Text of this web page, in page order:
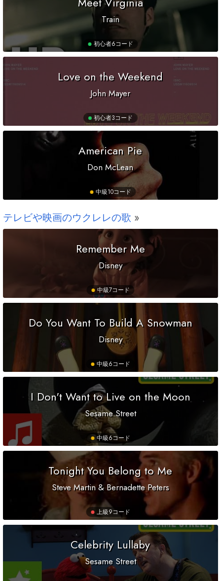
Train
初心者6コード
Love on the Weekend
John Mayer
初心者3コード
American Pie
Don McLean
中級10コード
テレビや映画のウクレレの歌
Remember Me
Disney
中級7コード
Do You Want To Build A Snowman
Disney
中級6コード
I Don't Want to Live on the Moon
Sesame Street
中級6コード
Tonight You Belong to Me
Steve Martin & Bernadette Peters
上級9コード
Celebrity Lullaby
Sesame Street